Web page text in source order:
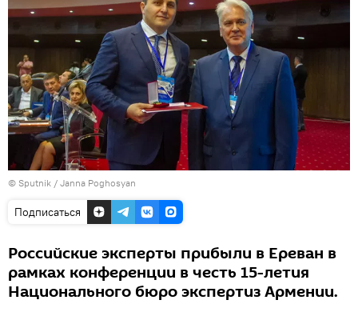
© Sputnik / Janna Poghosyan
Подписаться
Российские эксперты прибыли в Ереван в
рамках конференции в честь 15-летия
Национального бюро экспертиз Армении.